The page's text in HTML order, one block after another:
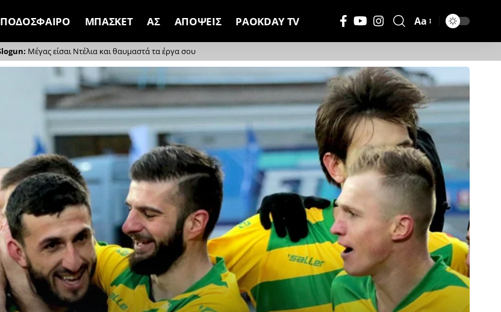
ΠΟΔΟΣΦΑΙΡΟ ΜΠΑΣΚΕΤ ΑΣ ΑΠΟΨΕΙΣ PAOKDAY TV
Μέγεθος
Γραμματοσειράς
Aa
Μέγας είσαι Ντέλια και θαυμαστά τα έργα σου